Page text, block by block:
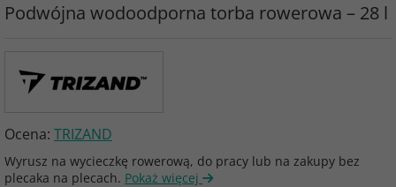
Podwójna wodoodporna torba rowerowa – 28 l
Ocena: TRIZAND
Wyrusz na wycieczkę rowerową, do pracy lub na zakupy bez
plecaka na plecach. Pokaż więcej